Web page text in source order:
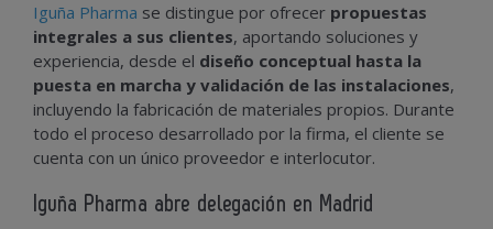
Iguña Pharma se distingue por ofrecer propuestas
integrales a sus clientes, aportando soluciones y
experiencia, desde el diseño conceptual hasta la
puesta en marcha y validación de las instalaciones,
incluyendo la fabricación de materiales propios. Durante
todo el proceso desarrollado por la firma, el cliente se
cuenta con un único proveedor e interlocutor.
Iguña Pharma abre delegación en Madrid